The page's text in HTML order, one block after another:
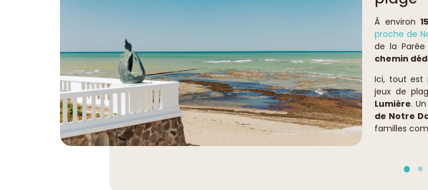
À environ
proche de
de la
chemin
Ici, tout est
jeux de
Lumière.
de Notre
familles